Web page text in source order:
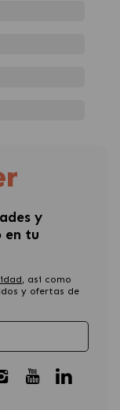
y
en tu
, asi como
y ofertas de